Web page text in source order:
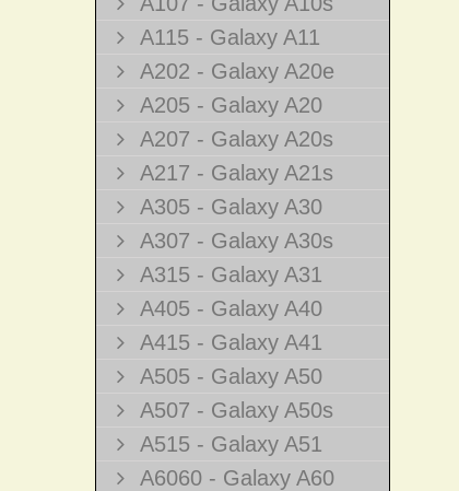
A115 - Galaxy A11
A202 - Galaxy A20e
A205 - Galaxy A20
A207 - Galaxy A20s
A217 - Galaxy A21s
A305 - Galaxy A30
A307 - Galaxy A30s
A315 - Galaxy A31
A405 - Galaxy A40
A415 - Galaxy A41
A505 - Galaxy A50
A507 - Galaxy A50s
A515 - Galaxy A51
A6060 - Galaxy A60